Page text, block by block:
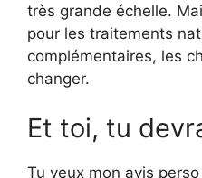
très grande échelle.
pour les traitements
complémentaires, les
changer.
Et toi, tu
Tu veux mon avis